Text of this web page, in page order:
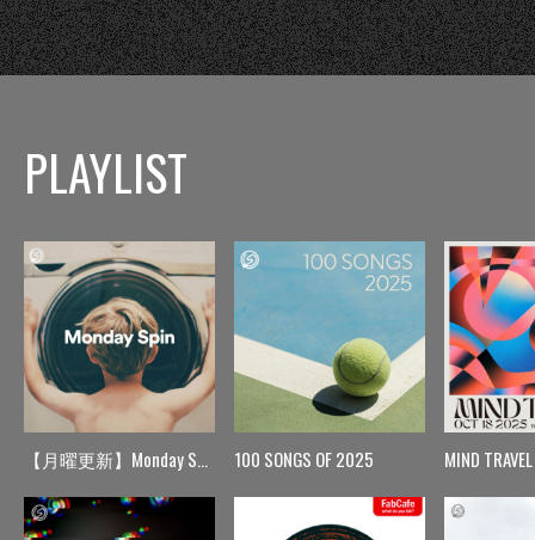
PLAYLIST
【月曜更新】Monday Spin 100 SONGS OF 2025 MIND TRAVEL